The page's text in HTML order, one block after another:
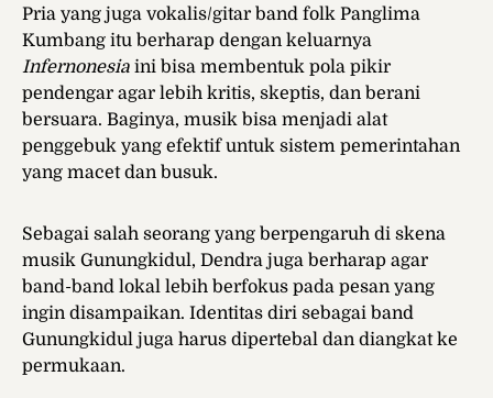
Pria yang juga vokalis/gitar band folk Panglima
Kumbang itu berharap dengan keluarnya
Infernonesia ini bisa membentuk pola pikir
pendengar agar lebih kritis, skeptis, dan berani
bersuara. Baginya, musik bisa menjadi alat
penggebuk yang efektif untuk sistem pemerintahan
yang macet dan busuk.
Sebagai salah seorang yang berpengaruh di skena
musik Gunungkidul, Dendra juga berharap agar
band-band lokal lebih berfokus pada pesan yang
ingin disampaikan. Identitas diri sebagai band
Gunungkidul juga harus dipertebal dan diangkat ke
permukaan.